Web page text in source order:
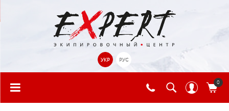
УКР РУС
0